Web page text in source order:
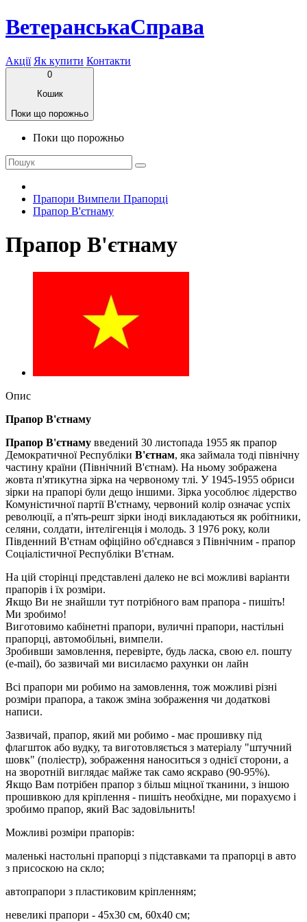
ВетеранськаСправа
Акції Як купити Контакти
0
Кошик
Поки що порожньо
Поки що порожньо
Прапори Вимпели Прапорці
Прапор В'єтнаму
Прапор В'єтнаму
Опис
Прапор В'єтнаму
Прапор В'єтнаму введений 30 листопада 1955 як прапор
Демократичної Республіки В'єтнам, яка займала тоді північну
частину країни (Північний В'єтнам). На ньому зображена
жовта п'ятикутна зірка на червоному тлі. У 1945-1955 обриси
зірки на прапорі були дещо іншими. Зірка уособлює лідерство
Комуністичної партії В'єтнаму, червоний колір означає успіх
революції, а п'ять-решт зірки іноді викладаються як робітники,
селяни, солдати, інтелігенція і молодь. З 1976 року, коли
Південний В'єтнам офіційно об'єднався з Північним - прапор
Соціалістичної Республіки В'єтнам.
На цій сторінці представлені далеко не всі можливі варіанти
прапорів і їх розміри.
Якщо Ви не знайшли тут потрібного вам прапора - пишіть!
Ми зробимо!
Виготовимо кабінетні прапори, вуличні прапори, настільні
прапорці, автомобільні, вимпели.
Зробивши замовлення, перевірте, будь ласка, свою ел. пошту
(e-mail), бо зазвичай ми висилаємо рахунки он лайн
Всі прапори ми робимо на замовлення, тож можливі різні
розміри прапора, а також зміна зображення чи додаткові
написи.
Зазвичай, прапор, який ми робимо - має прошивку під
флагшток або вудку, та виготовляється з матеріалу "штучний
шовк" (поліестр), зображення наноситься з однієї сторони, а
на зворотній виглядає майже так само яскраво (90-95%).
Якщо Вам потрібен прапор з більш міцної тканини, з іншою
прошивкою для кріплення - пишіть необхідне, ми порахуємо і
зробимо прапор, який Вас задовільнить!
Можливі розміри прапорів:
маленькі настольні прапорці з підставками та прапорці в авто
з присоскою на скло;
автопрапори з пластиковим кріпленням;
невеликі прапори - 45х30 см, 60х40 см;